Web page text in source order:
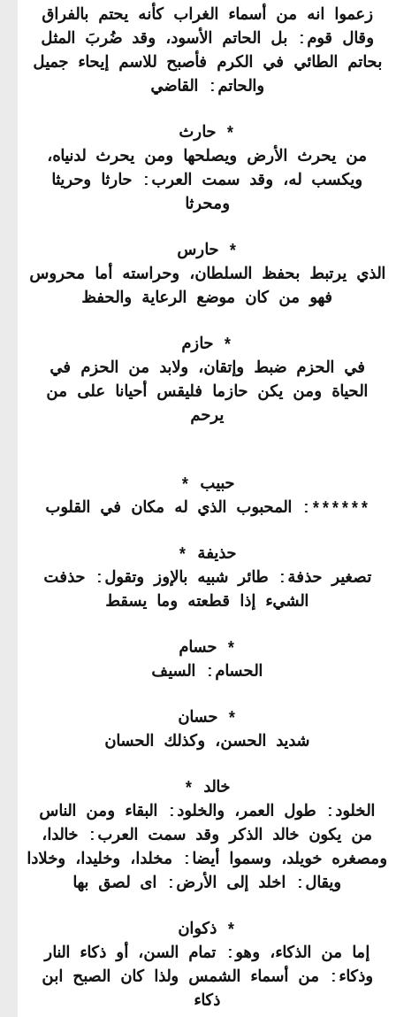
زعموا انه من أسماء الغراب كأنه يحتم بالفراق
وقال قوم: بل الحاتم الأسود، وقد ضُربَ المثل
بحاتم الطائي في الكرم فأصبح للاسم إيحاء جميل
والحاتم: القاضي
* حارث
من يحرث الأرض ويصلحها ومن يحرث لدنياه،
ويكسب له، وقد سمت العرب: حارثا وحريثا
ومحرثا
* حارس
الذي يرتبط بحفظ السلطان، وحراسته أما محروس
فهو من كان موضع الرعاية والحفظ
* حازم
في الحزم ضبط وإتقان، ولابد من الحزم في
الحياة ومن يكن حازما فليقس أحيانا على من
يرحم
حبيب *
******: المحبوب الذي له مكان في القلوب
حذيفة *
تصغير حذفة: طائر شبيه بالإوز وتقول: حذفت
الشيء إذا قطعته وما يسقط
* حسام
الحسام: السيف
* حسان
شديد الحسن، وكذلك الحسان
خالد *
الخلود: طول العمر، والخلود: البقاء ومن الناس
من يكون خالد الذكر وقد سمت العرب: خالدا،
ومصغره خويلد، وسموا أيضا: مخلدا، وخليدا، وخلادا
ويقال: اخلد إلى الأرض: اى لصق بها
* ذكوان
إما من الذكاء، وهو: تمام السن، أو ذكاء النار
وذكاء: من أسماء الشمس ولذا كان الصبح ابن
ذكاء